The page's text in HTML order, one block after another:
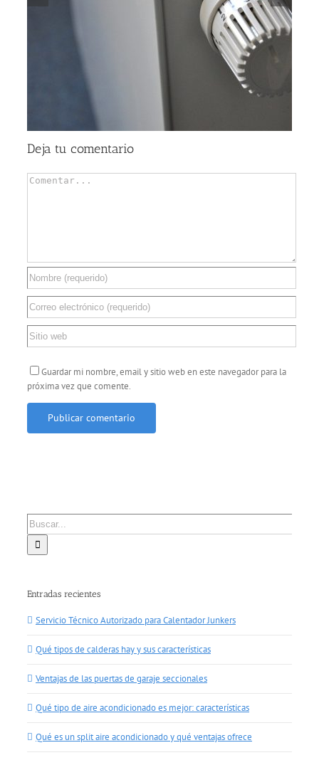
Qué tipo de aire acondicionado es mejor: características
Deja tu comentario
Comentar
Guardar mi nombre, email y sitio web en este navegador para la
próxima vez que comente.
Buscar:
Entradas recientes
Servicio Técnico Autorizado para Calentador Junkers
Qué tipos de calderas hay y sus características
Ventajas de las puertas de garaje seccionales
Qué tipo de aire acondicionado es mejor: características
Qué es un split aire acondicionado y qué ventajas ofrece